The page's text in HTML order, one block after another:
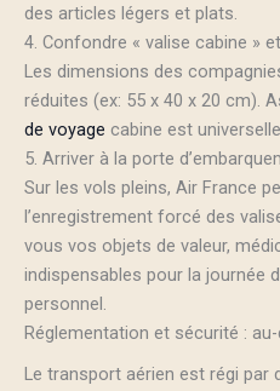
des articles légers et plats.
4. Confondre « valise cabine »
Les dimensions des
réduites (ex: 55 x 40 x 20 cm).
de voyage cabine est
5. Arriver à la porte
Sur les vols pleins, Air France
l’enregistrement forcé des
vous vos objets de valeur,
indispensables pour la journée
personnel.
Réglementation et sécurité :
Le transport aérien est régi par